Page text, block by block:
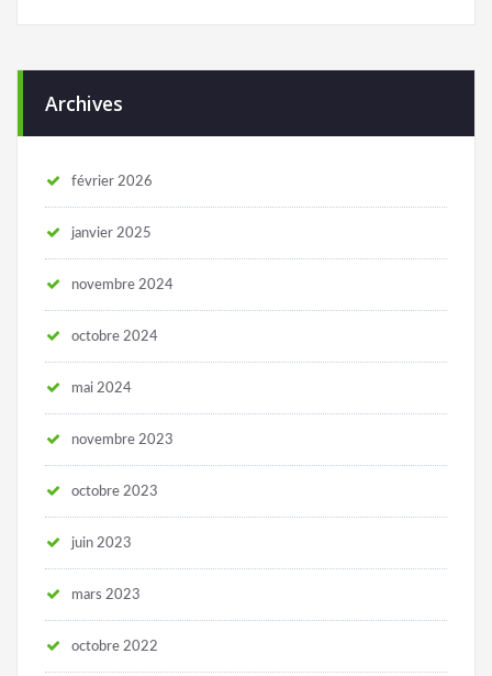
Archives
février 2026
janvier 2025
novembre 2024
octobre 2024
mai 2024
novembre 2023
octobre 2023
juin 2023
mars 2023
octobre 2022